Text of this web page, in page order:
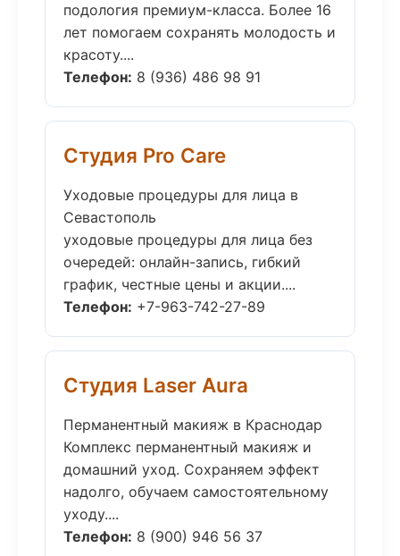
подология премиум-класса. Более 16
лет помогаем сохранять молодость и
красоту....
Телефон: 8 (936) 486 98 91
Студия Pro Care
Уходовые процедуры для лица в
Севастополь
уходовые процедуры для лица без
очередей: онлайн-запись, гибкий
график, честные цены и акции....
Телефон: +7-963-742-27-89
Студия Laser Aura
Перманентный макияж в Краснодар
Комплекс перманентный макияж и
домашний уход. Сохраняем эффект
надолго, обучаем самостоятельному
уходу....
Телефон: 8 (900) 946 56 37